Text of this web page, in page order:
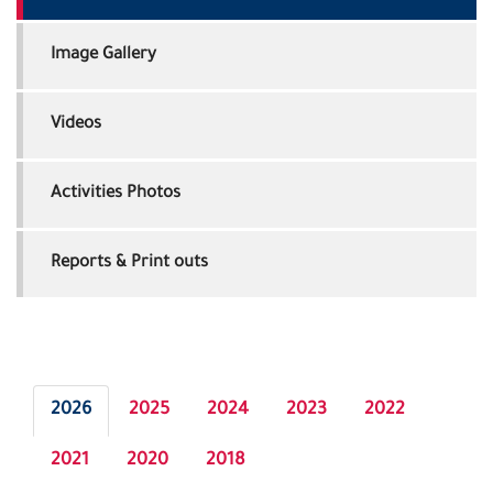
Image Gallery
Videos
Activities Photos
Reports & Print outs
2026 2025 2024 2023 2022
2021 2020 2018